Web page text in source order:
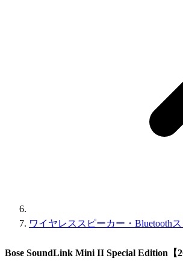
ワイヤレススピーカー・Bluetooth
Bose SoundLink Mini II Special Edition【